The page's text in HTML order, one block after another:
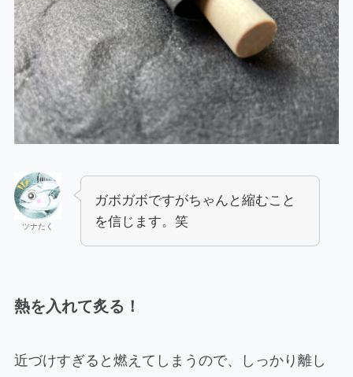
ツナたく
ガボガボですがちゃんと縮むこと
を信じます。笑
熱を入れて炙る！
近づけすぎると燃えてしまうので、しっかり離し